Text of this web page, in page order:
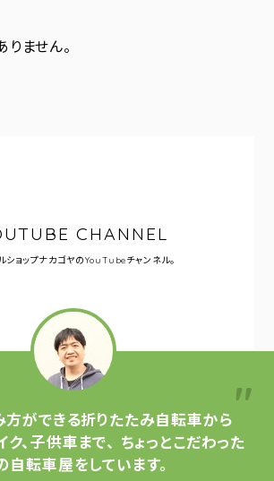
ません。
CHANNEL
ショップナカゴヤのYouTubeチャンネル。
方ができる折りたたみ自転車から
、子供車まで、 ちょっとこだわった
自転車屋をしています。